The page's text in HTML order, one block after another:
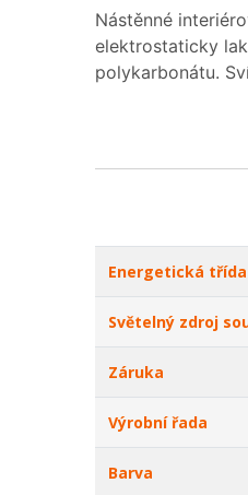
Nástěnné
elektrostaticky
polykarbonátu.
Energetická třída
Světelný zdroj
Záruka
Výrobní řada
Barva